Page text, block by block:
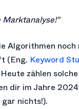
Marktanalyse!"
Algorithmen
(Eng. Keyword
zählen
dir im Jahre
nichts!).